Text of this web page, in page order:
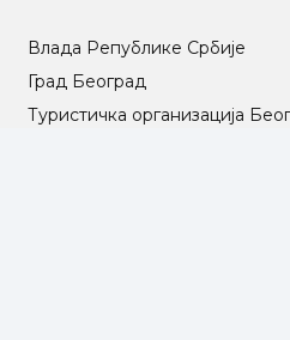
Влада Републике Србије
Град Београд
Туристичка организација